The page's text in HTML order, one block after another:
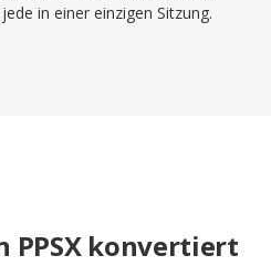
in einer einzigen Sitzung.
PPSX konvertiert